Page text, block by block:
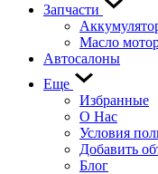
Запчасти
Масло
Автосалоны
Еще
Избранные
О Нас
Условия
Добавить
Блог